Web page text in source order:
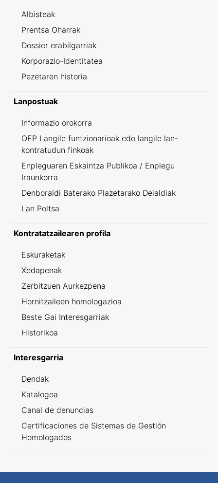
Albisteak
Prentsa Oharrak
Dossier erabilgarriak
Korporazio-Identitatea
Pezetaren historia
Lanpostuak
Informazio orokorra
OEP Langile funtzionarioak edo langile lan-
kontratudun finkoak
Enpleguaren Eskaintza Publikoa / Enplegu
Iraunkorra
Denboraldi Baterako Plazetarako Deialdiak
Lan Poltsa
Kontratatzailearen profila
Eskuraketak
Xedapenak
Zerbitzuen Aurkezpena
Hornitzaileen homologazioa
Beste Gai Interesgarriak
Historikoa
Interesgarria
Dendak
Katalogoa
Canal de denuncias
Certificaciones de Sistemas de Gestión
Homologados